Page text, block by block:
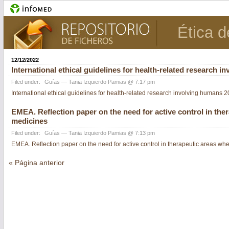
Ética
12/12/2022
International ethical guidelines for health-related research
Filed under: Guías — Tania Izquierdo Pamias @ 7:17 pm
International ethical guidelines for health-related research involving humans
EMEA. Reflection paper on the need for active control in
medicines
Filed under: Guías — Tania Izquierdo Pamias @ 7:13 pm
EMEA. Reflection paper on the need for active control in therapeutic areas
« Página anterior